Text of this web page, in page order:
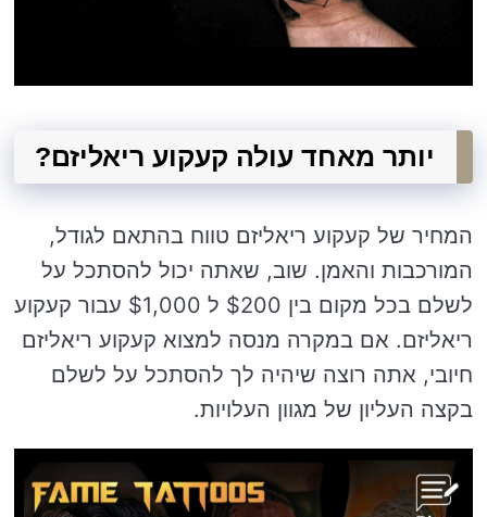
יותר מאחד עולה קעקוע ריאליזם?
המחיר של קעקוע ריאליזם טווח בהתאם לגודל,
המורכבות והאמן. שוב, שאתה יכול להסתכל על
לשלם בכל מקום בין $200 ל $1,000 עבור קעקוע
ריאליזם. אם במקרה מנסה למצוא קעקוע ריאליזם
חיובי, אתה רוצה שיהיה לך להסתכל על לשלם
בקצה העליון של מגוון העלויות.